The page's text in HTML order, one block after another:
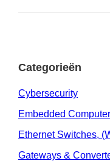
Categorieën
Cybersecurity
Embedded
Ethernet Switches,
Gateways &